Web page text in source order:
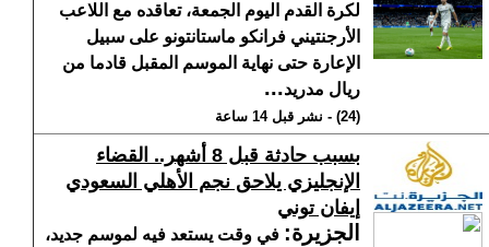
لكرة القدم اليوم الجمعة، تعاقده مع اللاعب
الأرجنتيني فرانكو ماستانتونو على سبيل
الإعارة حتى نهاية الموسم المقبل قادما من
ريال مدريد...
(24) - نشر قبل 14 ساعة
بسبب حادثة قبل 8 أشهر.. القضاء
الإنجليزي يلاحق نجم الأهلي السعودي
إيفان توني
الجزيرة: في وقت يستعد فيه لموسم جديد،